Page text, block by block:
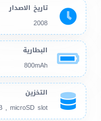
تاريخ الاصدار
2008
البطارية
800mAh
التخزين
, microSD slot